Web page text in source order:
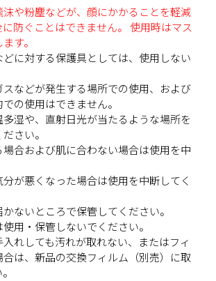
や粉塵などが、顔にかかることを軽減
防ぐことはできません。 使用時はマス
す。
に対する保護具としては、使用しない
などが発生する場所での使用、および
の使用はできません。
湿や、直射⽇光が当たるような場所を
さい。
合および肌に合わない場合は使用を中
が悪くなった場合は使用を中断してく
ないところで保管してください。
用・保管しないでください。
れしても汚れが取れない、またはフィ
は、新品の交換フィルム（別売）に取